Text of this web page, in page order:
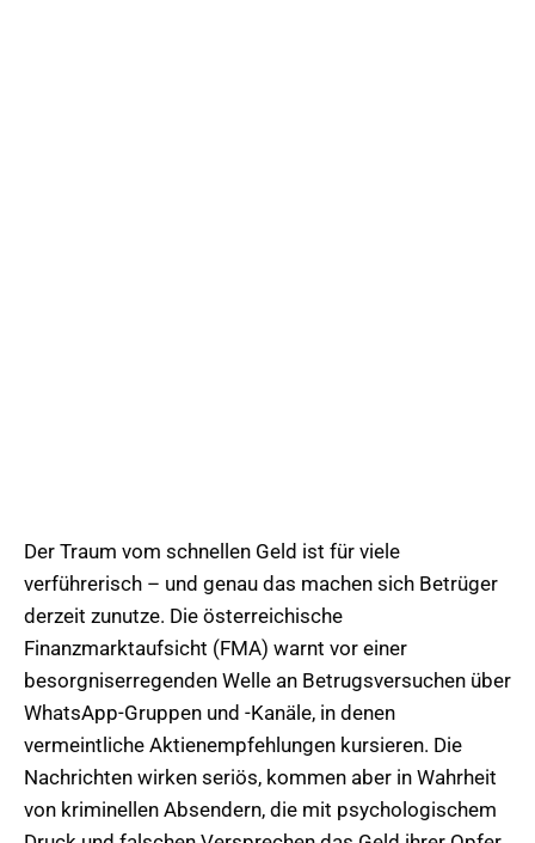
Der Traum vom schnellen Geld ist für viele
verführerisch – und genau das machen sich Betrüger
derzeit zunutze. Die österreichische
Finanzmarktaufsicht (FMA) warnt vor einer
besorgniserregenden Welle an Betrugsversuchen über
WhatsApp-Gruppen und -Kanäle, in denen
vermeintliche Aktienempfehlungen kursieren. Die
Nachrichten wirken seriös, kommen aber in Wahrheit
von kriminellen Absendern, die mit psychologischem